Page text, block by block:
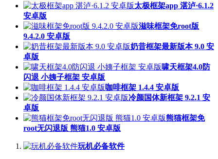
太极框架app 湛泸·6.1.2
安卓版
滋味框架免root版
9.4.2.0 安卓版
奶昔框架最新版本 9.0 安
卓版
啸天框架4.0防
闪退 小姨子框架 安卓版
咖啡框架 1.4.4 安卓版
冷颜国体新框架 9.2.1 安
卓版
熊猫框架免
root无闪退版 熊猫1.0 安卓版
玩机必备软件